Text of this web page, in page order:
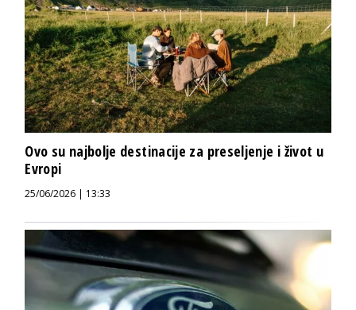
Ovo su najbolje destinacije za preseljenje i život u
Evropi
25/06/2026 | 13:33